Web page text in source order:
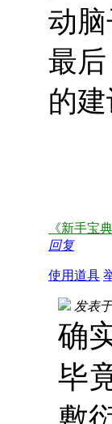
动
最
的建
《新手宝典
回复
使用道具
发表
确
毕